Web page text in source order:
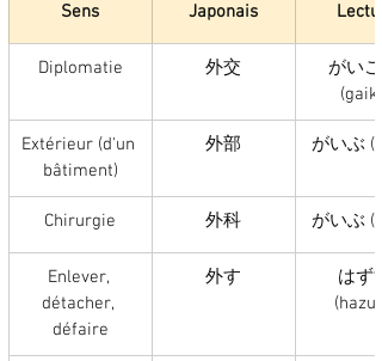
Sens Japonais
Diplomatie 外交
がいこ
(gaikô)
Extérieur (d'un
bâtiment)
外部 がいぶ
Chirurgie 外科 がいぶ
Enlever,
détacher,
défaire
外す
はず